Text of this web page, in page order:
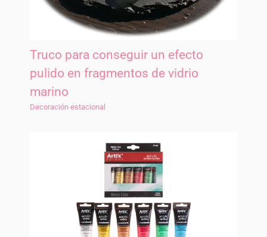
Truco para conseguir un efecto
pulido en fragmentos de vidrio
marino
Decoración estacional